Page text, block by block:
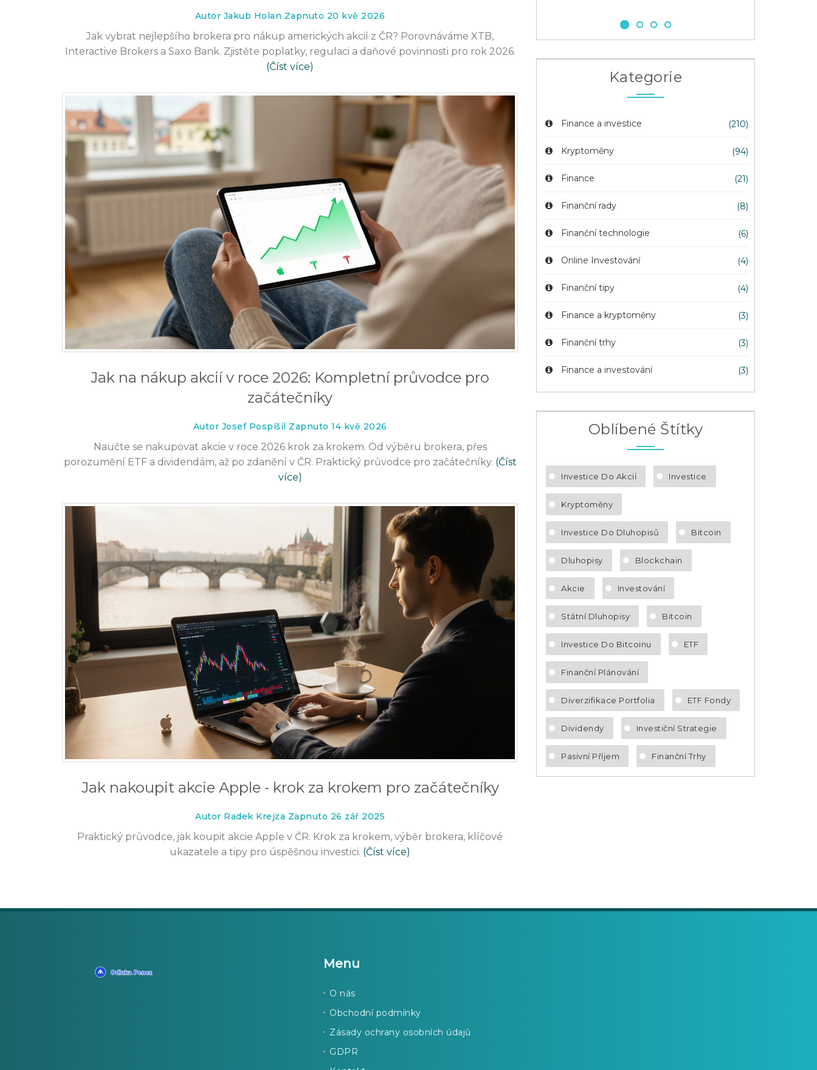
Autor Jakub Holan Zapnuto 20 kvě 2026
Jak vybrat nejlepšího brokera pro nákup amerických akcií z ČR? Porovnáváme XTB,
Interactive Brokers a Saxo Bank. Zjistěte poplatky, regulaci a daňové povinnosti pro rok 2026.
(Číst více)
Jak na nákup akcií v roce 2026: Kompletní průvodce pro
začátečníky
Autor Josef Pospíšil Zapnuto 14 kvě 2026
Naučte se nakupovat akcie v roce 2026 krok za krokem. Od výběru brokera, přes
porozumění ETF a dividendám, až po zdanění v ČR. Praktický průvodce pro začátečníky. (Číst
více)
Jak nakoupit akcie Apple - krok za krokem pro začátečníky
Autor Radek Krejza Zapnuto 26 zář 2025
Praktický průvodce, jak koupit akcie Apple v ČR. Krok za krokem, výběr brokera, klíčové
ukazatele a tipy pro úspěšnou investici. (Číst více)
Kategorie
Finance a investice (210)
Kryptoměny (94)
Finance (21)
Finanční rady (8)
Finanční technologie (6)
Online Investování (4)
Finanční tipy (4)
Finance a kryptoměny (3)
Finanční trhy (3)
Finance a investování (3)
Oblíbené Štítky
Investice Do Akcií Investice
Kryptoměny
Investice Do Dluhopisů Bitcoin
Dluhopisy Blockchain
Akcie Investování
Státní Dluhopisy Bitcoin
Investice Do Bitcoinu ETF
Finanční Plánování
Diverzifikace Portfolia ETF Fondy
Dividendy Investiční Strategie
Pasivní Příjem Finanční Trhy
Menu
O nás
Obchodní podmínky
Zásady ochrany osobních údajů
GDPR